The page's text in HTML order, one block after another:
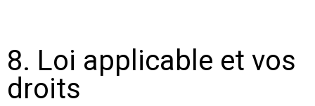
8. Loi applicable et vos
droits